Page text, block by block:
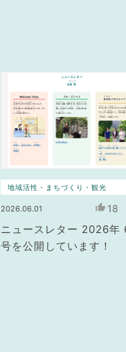
地域活性・まちづくり・観光
2026.06.01 18
ニュースレター 2026年
号を公開しています！